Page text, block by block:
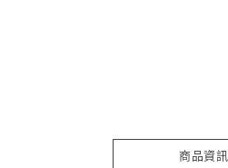
商品資訊